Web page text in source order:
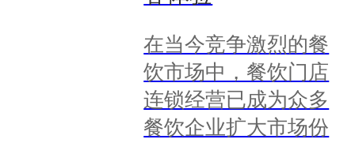
在当今竞争激烈的餐
饮市场中，餐饮门店
连锁经营已成为众多
餐饮企业扩大市场份